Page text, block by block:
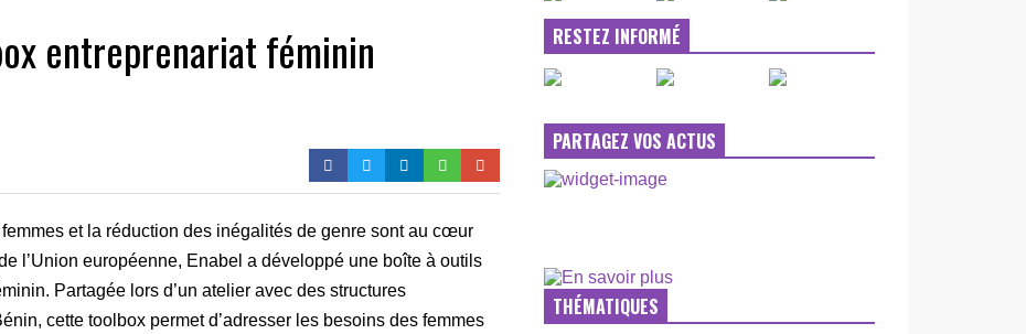
entreprenariat féminin
et la réduction des inégalités de genre sont au cœur
l’Union européenne, Enabel a développé une boîte à outils
Partagée lors d’un atelier avec des structures
cette toolbox permet d’adresser les besoins des femmes
RESTEZ INFORMÉ
PARTAGEZ VOS ACTUS
THÉMATIQUES